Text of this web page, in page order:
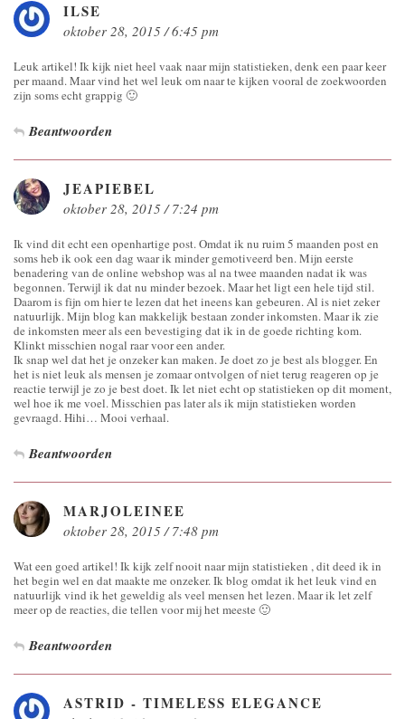
ILSE
oktober 28, 2015 / 6:45 pm
Leuk artikel! Ik kijk niet heel vaak naar mijn statistieken, denk een paar keer
per maand. Maar vind het wel leuk om naar te kijken vooral de zoekwoorden
zijn soms echt grappig 🙂
Beantwoorden
JEAPIEBEL
oktober 28, 2015 / 7:24 pm
Ik vind dit echt een openhartige post. Omdat ik nu ruim 5 maanden post en
soms heb ik ook een dag waar ik minder gemotiveerd ben. Mijn eerste
benadering van de online webshop was al na twee maanden nadat ik was
begonnen. Terwijl ik dat nu minder bezoek. Maar het ligt een hele tijd stil.
Daarom is fijn om hier te lezen dat het ineens kan gebeuren. Al is niet zeker
natuurlijk. Mijn blog kan makkelijk bestaan zonder inkomsten. Maar ik zie
de inkomsten meer als een bevestiging dat ik in de goede richting kom.
Klinkt misschien nogal raar voor een ander.
Ik snap wel dat het je onzeker kan maken. Je doet zo je best als blogger. En
het is niet leuk als mensen je zomaar ontvolgen of niet terug reageren op je
reactie terwijl je zo je best doet. Ik let niet echt op statistieken op dit moment,
wel hoe ik me voel. Misschien pas later als ik mijn statistieken worden
gevraagd. Hihi… Mooi verhaal.
Beantwoorden
MARJOLEINEE
oktober 28, 2015 / 7:48 pm
Wat een goed artikel! Ik kijk zelf nooit naar mijn statistieken , dit deed ik in
het begin wel en dat maakte me onzeker. Ik blog omdat ik het leuk vind en
natuurlijk vind ik het geweldig als veel mensen het lezen. Maar ik let zelf
meer op de reacties, die tellen voor mij het meeste 🙂
Beantwoorden
ASTRID - TIMELESS ELEGANCE